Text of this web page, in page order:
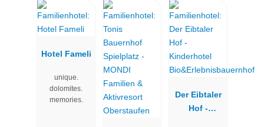
Hotel Fameli
unique.
dolomites.
memories.
Der Eibtaler
Hof -